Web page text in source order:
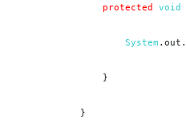
protected void
System .out.
    }
}